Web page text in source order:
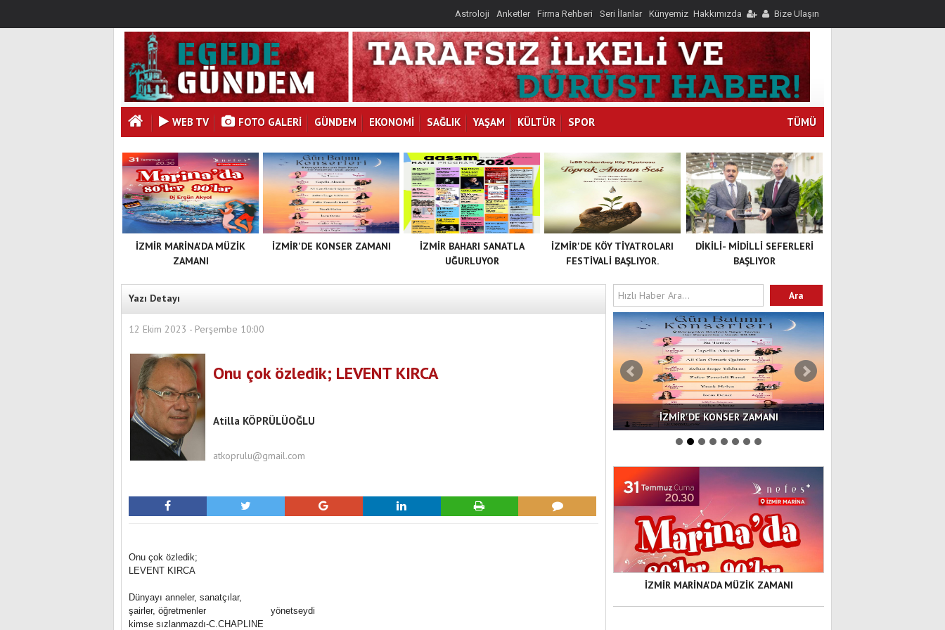
Astroloji Anketler Firma Rehberi Seri İlanlar Künyemiz Hakkımızda Bize Ulaşın
WEB TV FOTO GALERI GÜNDEM EKONOMİ SAĞLIK YAŞAM KÜLTÜR SPOR TÜMÜ
İZMİR MARİNA'DA MÜZİK
ZAMANI
İZMİR'DE KONSER ZAMANI
İZMİR BAHARI SANATLA
UĞURLUYOR
DİKİLİ- MİDİLLİ SEFERLERİ
BAŞLIYOR
İZMİR'DE KÖY TİYATROLARI
FESTİVALİ BAŞLIYOR.
Yazı Detayı
12 Ekim 2023 - Perşembe 10:00
Onu çok özledik; LEVENT KIRCA
Atilla KÖPRÜLÜOĞLU
atkoprulu@gmail.com
Onu çok özledik;
LEVENT KIRCA
Dünyayı anneler, sanatçılar,
şairler, öğretmenler yönetseydi
kimse sızlanmazdı-C.CHAPLINE
İZMİR'DE BAHARIN ADI 'SANAT' İZMİR'DE KONSER ZAMANI
İZMİR MARİNA'DA MÜZİK ZAMANI